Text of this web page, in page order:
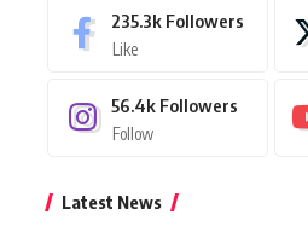
235.3k Followers
Like
56.4k Followers
Follow
Latest News